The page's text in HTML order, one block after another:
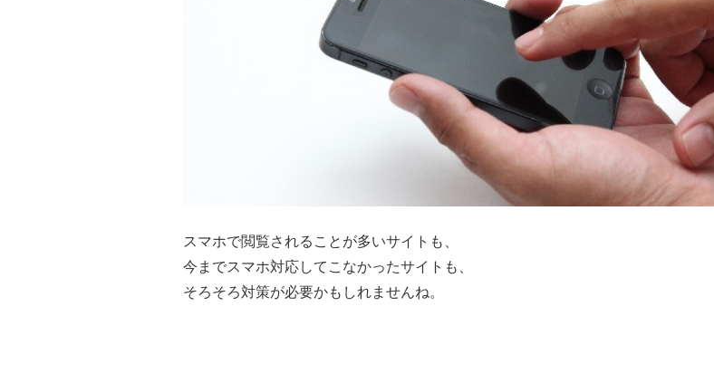
スマホで閲覧されることが多いサイトも、
今までスマホ対応してこなかったサイトも、
そろそろ対策が必要かもしれませんね。